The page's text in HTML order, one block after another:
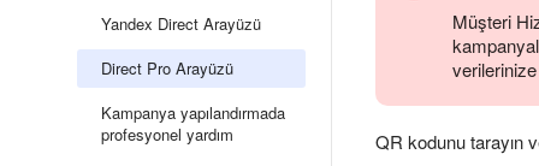
Yandex Direct Arayüzü
Direct Pro Arayüzü
Kampanya yapılandırmada
profesyonel yardım
Müşteri
QR kodunu tarayın